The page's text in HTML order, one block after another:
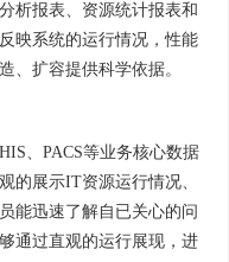
析报表、资源统计报表和
映系统的运行情况，性能
、扩容提供科学依据。
、PACS等业务核心数据
的展示IT资源运行情况、
能迅速了解自已关心的问
通过直观的运行展现，进